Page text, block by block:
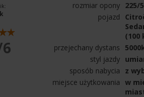
rozmiar opony 225/
pojazd
(100
przejechany dystans
styl jazdy
sposób nabycia
z
miejsce użytkowania w